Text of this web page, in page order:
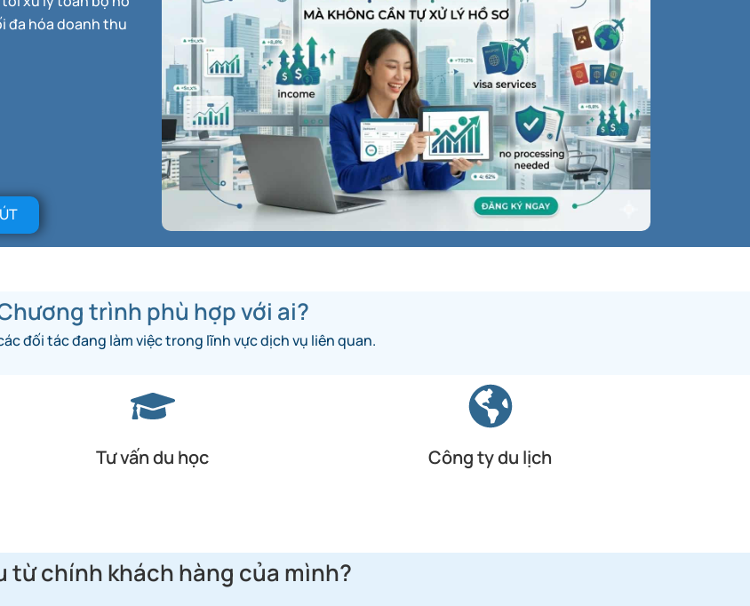
đa hóa doanh thu
trình phù hợp với ai?
đối tác đang làm việc trong lĩnh vực dịch vụ liên quan.
Tư vấn du học Công ty du lịch
từ chính khách hàng của mình?